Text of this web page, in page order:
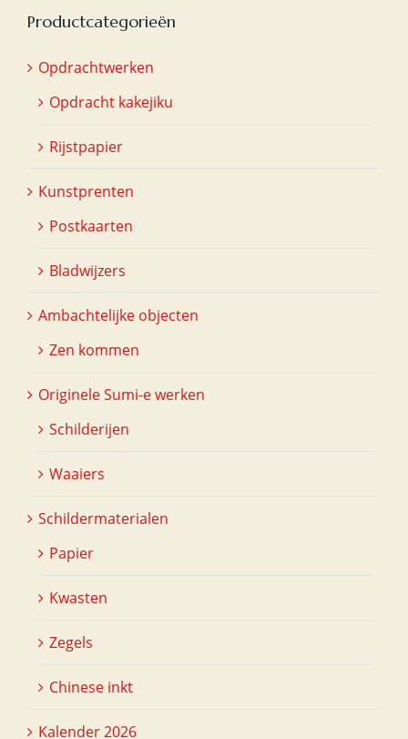
Productcategorieën
Opdrachtwerken
Opdracht kakejiku
Rijstpapier
Kunstprenten
Postkaarten
Bladwijzers
Ambachtelijke objecten
Zen kommen
Originele Sumi-e werken
Schilderijen
Waaiers
Schildermaterialen
Papier
Kwasten
Zegels
Chinese inkt
Kalender 2026